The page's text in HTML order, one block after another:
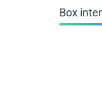
Box